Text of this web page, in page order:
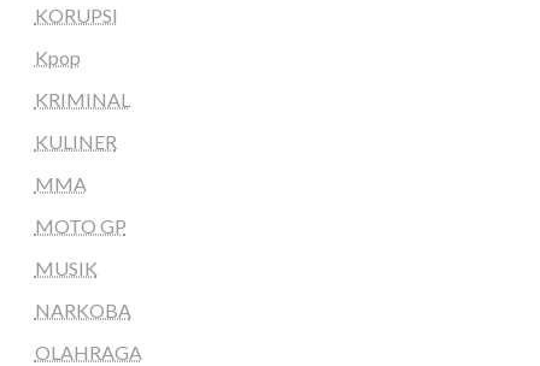
KORUPSI
Kpop
KRIMINAL
KULINER
MMA
MOTO GP
MUSIK
NARKOBA
OLAHRAGA